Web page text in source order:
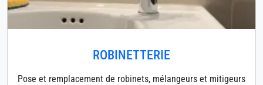
ROBINETTERIE
Pose et remplacement de robinets, mélangeurs et mitigeurs